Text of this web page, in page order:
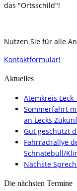
das "Ortsschild"!
Nutzen Sie für alle
Kontaktformular!
Aktuelles
Atemkreis
Sommerfahrt
an Lecks
Gut geschützt
Fahrradrallye
Schnatebüll/
Nächste
Die nächsten Termine